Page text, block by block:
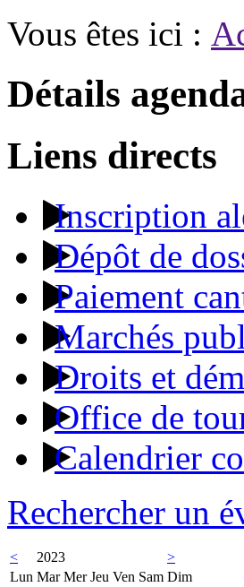
Vous êtes ici :
Détails
Liens directs
Inscription
Dépôt de
Paiement
Marchés
Droits et
Office de
Calendrier
Rechercher un
< 2023
>
Lun Mar Mer Jeu Ven Sam Dim